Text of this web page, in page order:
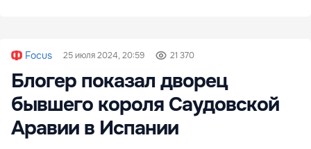
Focus 25 июля 2024, 20:59 21 370
Блогер показал дворец
бывшего короля Саудовской
Аравии в Испании